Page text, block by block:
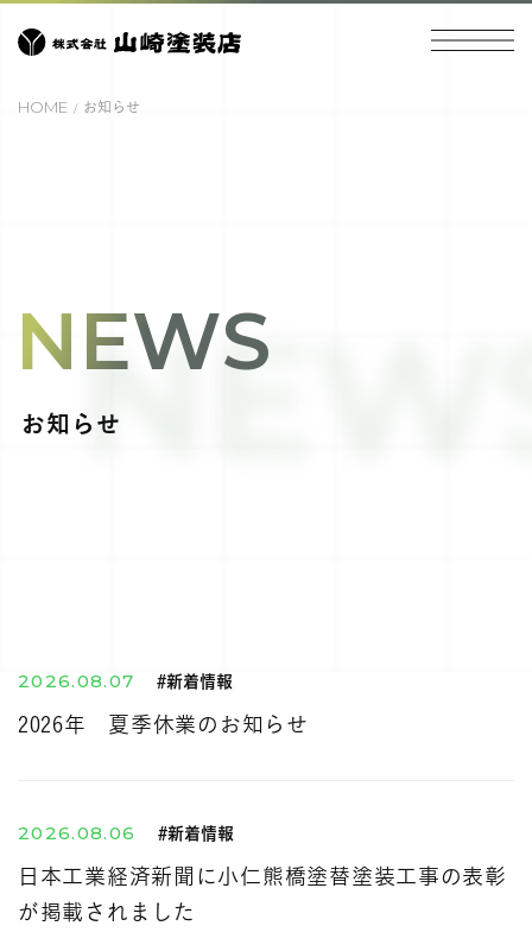
NEWS
お知らせ
HOME お知らせ
2026.08.07 #新着情報
2026年 夏季休業のお知らせ
2026.08.06 #新着情報
日本工業経済新聞に小仁熊橋塗替塗装工事の表彰
が掲載されました